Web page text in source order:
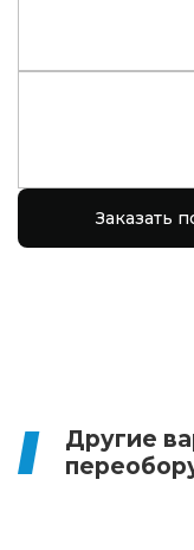
Заказать
Другие